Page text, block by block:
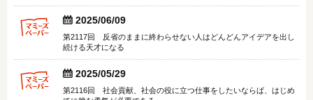
  2025/06/09
第2117回 反省のままに終わらせない人はどんどんアイデアを出し
続ける天才になる
  2025/05/29
第2116回 社会貢献、社会の役に立つ仕事をしたいならば、はじめ